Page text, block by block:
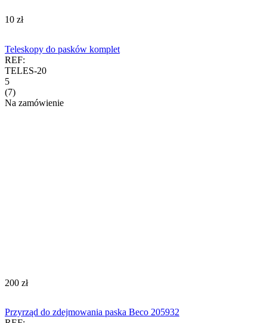
‍10‍ zł
Teleskopy do pasków komplet
REF:
TELES-20
5
(7)
Na zamówienie
‍200‍ zł
Przyrząd do zdejmowania paska Beco 205932